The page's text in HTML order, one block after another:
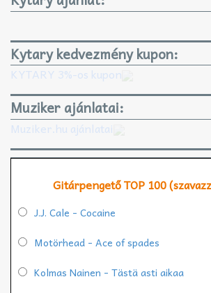
Kytary kedvezmény kupon:
KYTARY 3%-os kupon
Muziker ajánlatai:
Muziker.hu ajánlatai
Gitárpengető TOP 100
J.J. Cale - Cocaine
Motörhead - Ace of spades
Kolmas Nainen - Tästä asti aikaa